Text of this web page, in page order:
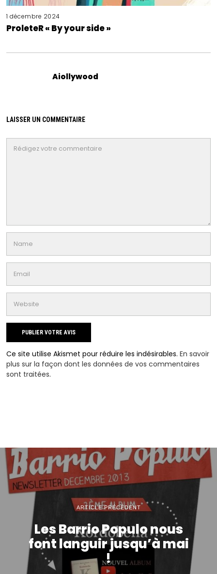
1 décembre 2024
ProleteR « By your side »
Aiollywood
LAISSER UN COMMENTAIRE
Ce site utilise Akismet pour réduire les indésirables.En savoir
plus sur la façon dont les données de vos commentaires
sont traitées.
ARTICLE PRÉCÉDENT
Les Barrio Populo nous
font languir jusqu’à mai
!